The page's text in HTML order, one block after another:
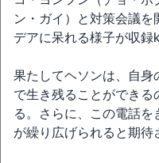
ン・ガイ）と対策会議を
デアに呆れる様子が収録
果たしてヘソンは、自身
で生き残ることができる
る。さらに、この電話を
が繰り広げられると期待